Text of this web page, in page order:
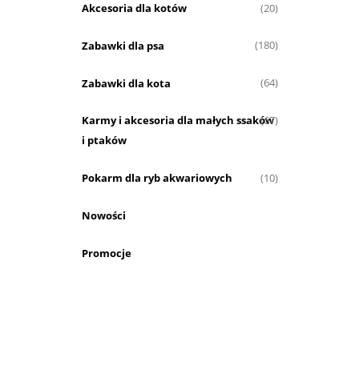
Akcesoria dla kotów (20)
Zabawki dla psa (180)
Zabawki dla kota (64)
Karmy i akcesoria dla małych ssaków
i ptaków
(67)
Pokarm dla ryb akwariowych (10)
Nowości
Promocje